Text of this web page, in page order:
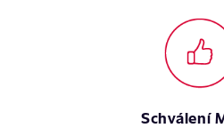
Schválení